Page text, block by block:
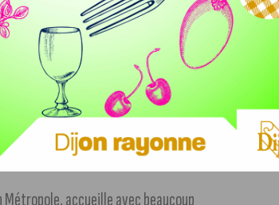
des 165 000 habitants en 2023, creuse
Métropole, accueille avec beaucoup